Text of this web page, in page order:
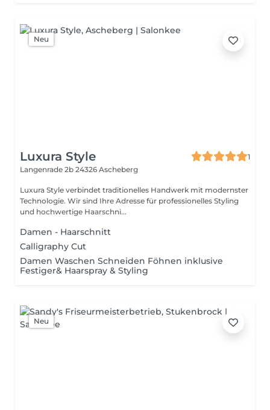
Neu
Luxura Style
1
Langenrade 2b 24326 Ascheberg
Luxura Style verbindet traditionelles Handwerk mit modernster
Technologie. Wir sind Ihre Adresse für professionelles Styling
und hochwertige Haarschni...
Damen - Haarschnitt
Calligraphy Cut
Damen Waschen Schneiden Föhnen inklusive
Festiger& Haarspray & Styling
Neu